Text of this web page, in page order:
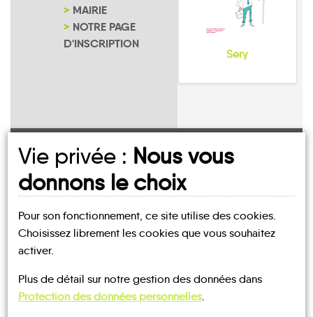
MAIRIE
NOTRE PAGE
D'INSCRIPTION
Sery
UN AVIS, UN TÉMOIGNAGE
À PARTAGER ?
Vie privée : Nous vous
donnons le choix
Pour son fonctionnement, ce site utilise des cookies.
Choisissez librement les cookies que vous souhaitez
activer.
Plus de détail sur notre gestion des données dans
Protection des données personnelles.